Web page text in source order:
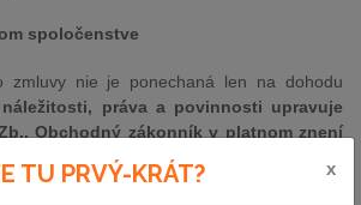
spoločenstve
zmluvy nie je ponechaná len na dohodu
práva a povinnosti upravuje
Obchodný zákonník v platnom znení
zákonník“) v ustanoveniach § 673 až §
môže byť nielen peňažná suma, ale aj
TU PRVÝ-KRÁT? x